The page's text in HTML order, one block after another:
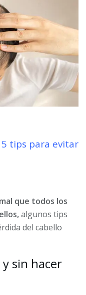
5 tips para evitar
que todos los
algunos tips
del cabello
sin hacer